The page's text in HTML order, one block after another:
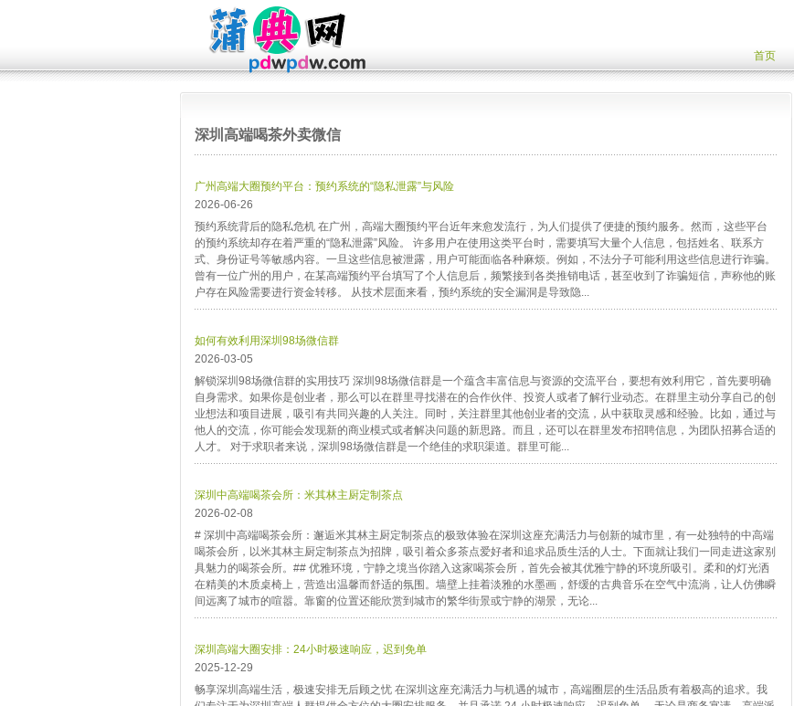
首页
深圳高端喝茶外卖微信
‌广州高端大圈预约平台‌：预约系统的“隐私泄露”与风险
2026-06-26
预约系统背后的隐私危机 在广州，高端大圈预约平台近年来愈发流行，为人们提供了便捷的预约服务。然而，这些平台
的预约系统却存在着严重的“隐私泄露”风险。 许多用户在使用这类平台时，需要填写大量个人信息，包括姓名、联系方
式、身份证号等敏感内容。一旦这些信息被泄露，用户可能面临各种麻烦。例如，不法分子可能利用这些信息进行诈骗。
曾有一位广州的用户，在某高端预约平台填写了个人信息后，频繁接到各类推销电话，甚至收到了诈骗短信，声称他的账
户存在风险需要进行资金转移。 从技术层面来看，预约系统的安全漏洞是导致隐...
如何有效利用深圳98场微信群
2026-03-05
解锁深圳98场微信群的实用技巧 深圳98场微信群是一个蕴含丰富信息与资源的交流平台，要想有效利用它，首先要明确
自身需求。如果你是创业者，那么可以在群里寻找潜在的合作伙伴、投资人或者了解行业动态。在群里主动分享自己的创
业想法和项目进展，吸引有共同兴趣的人关注。同时，关注群里其他创业者的交流，从中获取灵感和经验。比如，通过与
他人的交流，你可能会发现新的商业模式或者解决问题的新思路。而且，还可以在群里发布招聘信息，为团队招募合适的
人才。 对于求职者来说，深圳98场微信群是一个绝佳的求职渠道。群里可能...
深圳中高端喝茶会所：米其林主厨定制茶点
2026-02-08
# 深圳中高端喝茶会所：邂逅米其林主厨定制茶点的极致体验在深圳这座充满活力与创新的城市里，有一处独特的中高端
喝茶会所，以米其林主厨定制茶点为招牌，吸引着众多茶点爱好者和追求品质生活的人士。下面就让我们一同走进这家别
具魅力的喝茶会所。## 优雅环境，宁静之境当你踏入这家喝茶会所，首先会被其优雅宁静的环境所吸引。柔和的灯光洒
在精美的木质桌椅上，营造出温馨而舒适的氛围。墙壁上挂着淡雅的水墨画，舒缓的古典音乐在空气中流淌，让人仿佛瞬
间远离了城市的喧嚣。靠窗的位置还能欣赏到城市的繁华街景或宁静的湖景，无论...
深圳高端大圈安排：24小时极速响应，迟到免单
2025-12-29
畅享深圳高端生活，极速安排无后顾之忧 在深圳这座充满活力与机遇的城市，高端圈层的生活品质有着极高的追求。我